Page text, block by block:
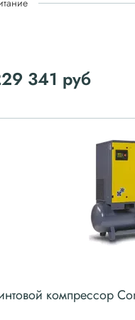
341 руб
компрессор